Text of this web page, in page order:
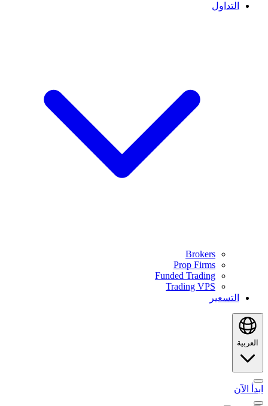
التداول
Brokers
Prop Firms
Funded Trading
Trading VPS
التسعير
العربية
ابدأ الآن